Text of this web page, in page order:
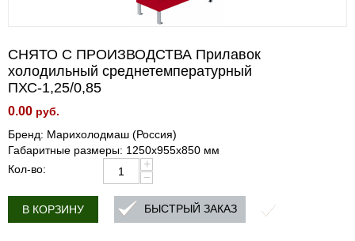
СНЯТО С ПРОИЗВОДСТВА Прилавок
холодильный среднетемпературный
ПХС-1,25/0,85
0.00 руб.
Бренд: Марихолодмаш (Россия)
Габаритные размеры: 1250х955х850 мм
Кол-во:
+
−
В КОРЗИНУ БЫСТРЫЙ ЗАКАЗ